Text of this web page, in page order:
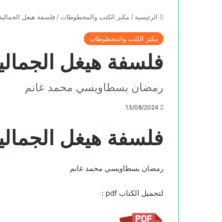
الرئيسية / مكنز الكتب والمخطوطات / فلسفة هيغل
مكنز الكتب والمخطوطات
فلسفة هيغل
رمضان بسطاويسي محمد غانم
13/08/2024
فلسفة هيغل
رمضان بسطاويسي محمد غانم
لتحميل الكتاب pdf :